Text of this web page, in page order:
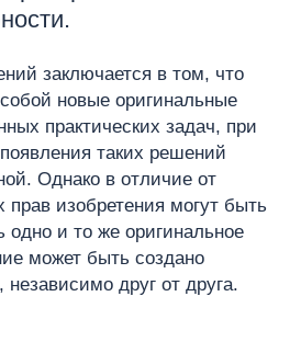
заключается в том, что
новые оригинальные
практических задач, при
таких решений
Однако в отличие от
прав изобретения могут быть
одно и то же оригинальное
может быть создано
друг от друга.